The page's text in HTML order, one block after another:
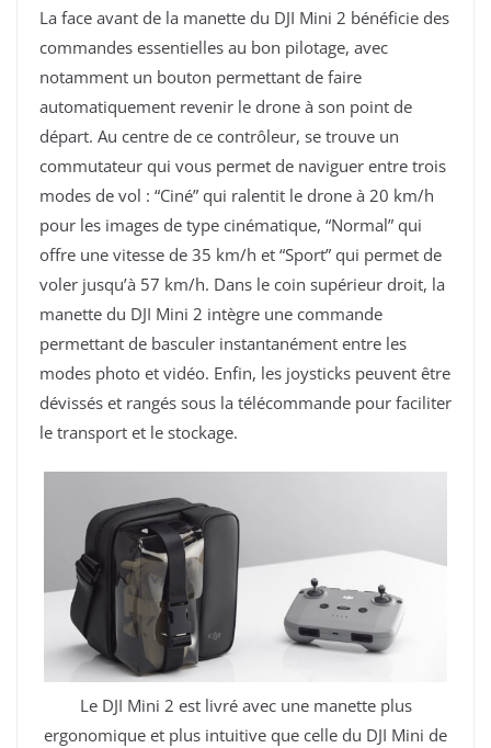
La face avant de la manette du DJI Mini 2 bénéficie des
commandes essentielles au bon pilotage, avec
notamment un bouton permettant de faire
automatiquement revenir le drone à son point de
départ. Au centre de ce contrôleur, se trouve un
commutateur qui vous permet de naviguer entre trois
modes de vol : “Ciné” qui ralentit le drone à 20 km/h
pour les images de type cinématique, “Normal” qui
offre une vitesse de 35 km/h et “Sport” qui permet de
voler jusqu’à 57 km/h. Dans le coin supérieur droit, la
manette du DJI Mini 2 intègre une commande
permettant de basculer instantanément entre les
modes photo et vidéo. Enfin, les joysticks peuvent être
dévissés et rangés sous la télécommande pour faciliter
le transport et le stockage.
Le DJI Mini 2 est livré avec une manette plus
ergonomique et plus intuitive que celle du DJI Mini de